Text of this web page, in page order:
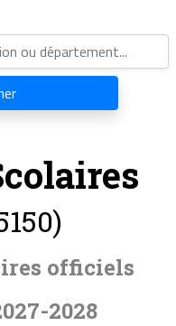
officiels
2028